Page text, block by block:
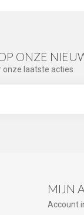
ONZE
onze laatste acties
MIJN
Account